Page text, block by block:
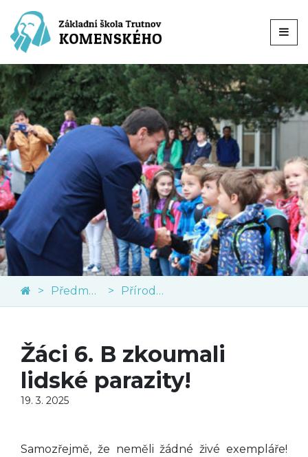
Předměty Přírodní vědy
Žáci 6. B zkoumali
lidské parazity!
19. 3. 2025
Samozřejmě, že neměli žádné živé exempláře!